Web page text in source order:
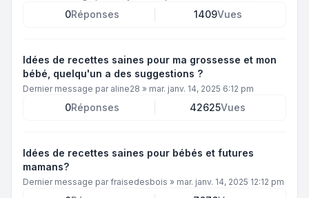
0Réponses 1409Vues
Idées de recettes saines pour ma grossesse et mon
bébé, quelqu'un a des suggestions ?
Dernier message par aline28 » mar. janv. 14, 2025 6:12 pm
0Réponses 42625Vues
Idées de recettes saines pour bébés et futures
mamans?
Dernier message parfraisedesbois » mar. janv. 14, 2025 12:12 pm